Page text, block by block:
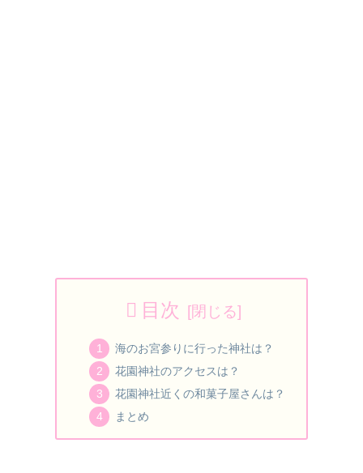
目次
海のお宮参りに行った神社は？
花園神社のアクセスは？
花園神社近くの和菓子屋さんは？
まとめ